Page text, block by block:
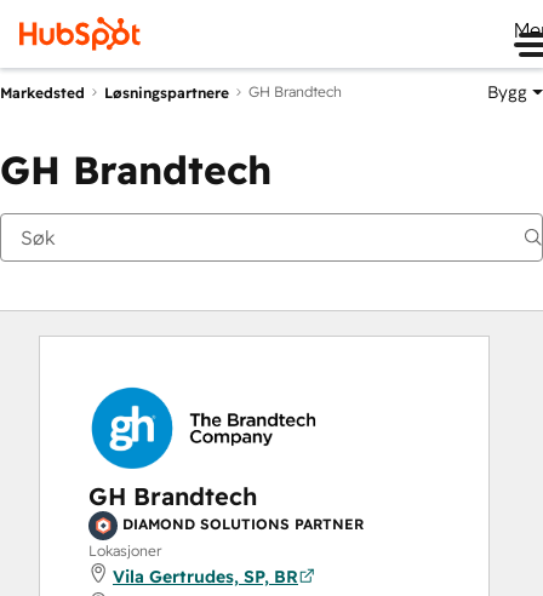
Markedsted Løsningspartnere GH Brandtech Bygg
GH Brandtech
GH Brandtech
DIAMOND SOLUTIONS PARTNER
Lokasjoner
Vila Gertrudes, SP, BR